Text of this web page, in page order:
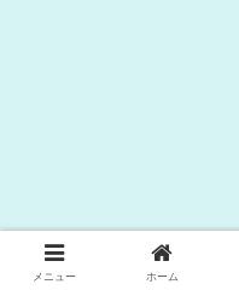
メニュー ホーム